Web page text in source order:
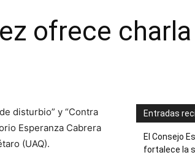
ofrece
disturbio” y “Contra
Esperanza Cabrera
(UAQ).
Entradas
El Consejo
fortalece la